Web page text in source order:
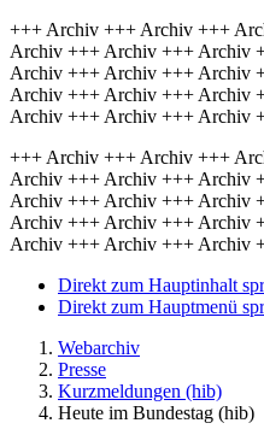
+++ Archiv +++ Archiv +++
Archiv +++ Archiv +++ Archiv
Archiv +++ Archiv +++ Archiv
Archiv +++ Archiv +++ Archiv
Archiv +++ Archiv +++ Archiv
+++ Archiv +++ Archiv +++
Archiv +++ Archiv +++ Archiv
Archiv +++ Archiv +++ Archiv
Archiv +++ Archiv +++ Archiv
Archiv +++ Archiv +++ Archiv
Direkt zum Hauptinhalt
Direkt zum Hauptmenü
Webarchiv
Presse
Kurzmeldungen (hib)
Heute im Bundestag (hib)